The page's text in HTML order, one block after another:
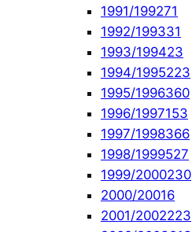
1991/199271
1992/199331
1993/199423
1994/1995223
1995/1996360
1996/1997153
1997/1998366
1998/1999527
1999/2000230
2000/20016
2001/2002223